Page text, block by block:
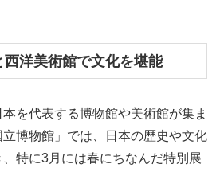
洋美術館で文化を堪能
本を代表する博物館や美術館が集ま
博物館」では、日本の歴史や文化
特に3月には春にちなんだ特別展